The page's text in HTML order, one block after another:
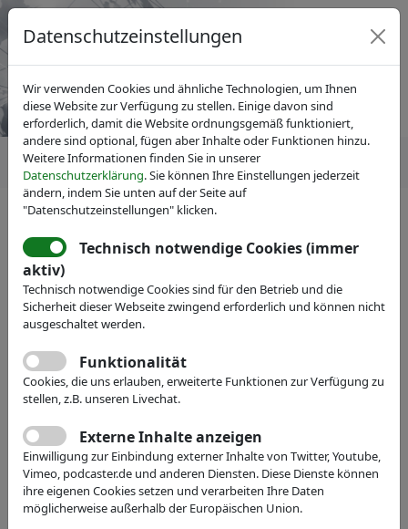
IVAM Fachverband für Mikrotechnik
LUMINOSITY: Fortschritt für
flexible Solarzellen mit
innovativer
Beschichtungstechnologie
Datenschutzeinstellungen
Wir verwenden Cookies und ähnliche Technologien, um Ihnen
diese Website zur Verfügung zu stellen. Einige davon sind
erforderlich, damit die Website ordnungsgemäß funktioniert,
andere sind optional, fügen aber Inhalte oder Funktionen hinzu.
Weitere Informationen finden Sie in unserer
Datenschutzerklärung. Sie können Ihre Einstellungen jederzeit
ändern, indem Sie unten auf der Seite auf
"Datenschutzeinstellungen" klicken.
Technisch notwendige Cookies (immer
aktiv)
Technisch notwendige Cookies sind für den Betrieb und die
Sicherheit dieser Webseite zwingend erforderlich und können nicht
ausgeschaltet werden.
Funktionalität
Cookies, die uns erlauben, erweiterte Funktionen zur Verfügung zu
stellen, z.B. unseren Livechat.
Externe Inhalte anzeigen
Einwilligung zur Einbindung externer Inhalte von Twitter, Youtube,
Vimeo, podcaster.de und anderen Diensten. Diese Dienste können
ihre eigenen Cookies setzen und verarbeiten Ihre Daten
möglicherweise außerhalb der Europäischen Union.